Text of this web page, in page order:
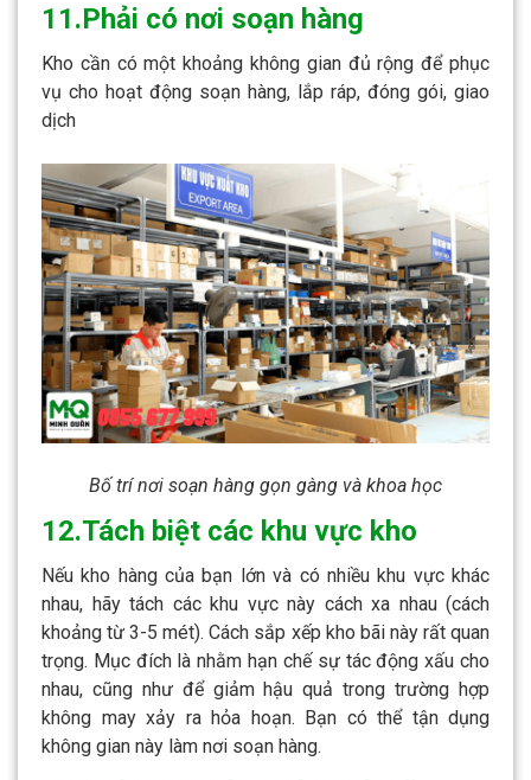
11.Phải có nơi soạn hàng
Kho cần có một khoảng không gian đủ rộng để phục
vụ cho hoạt động soạn hàng, lắp ráp, đóng gói, giao
dịch
Bố trí nơi soạn hàng gọn gàng và khoa học
12.Tách biệt các khu vực kho
Nếu kho hàng của bạn lớn và có nhiều khu vực khác
nhau, hãy tách các khu vực này cách xa nhau (cách
khoảng từ 3-5 mét). Cách sắp xếp kho bãi này rất quan
trọng. Mục đích là nhằm hạn chế sự tác động xấu cho
nhau, cũng như để giảm hậu quả trong trường hợp
không may xảy ra hỏa hoạn. Bạn có thể tận dụng
không gian này làm nơi soạn hàng.